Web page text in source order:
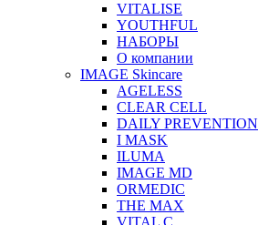
VITALISE
YOUTHFUL
НАБОРЫ
О компании
IMAGE Skincare
AGELESS
CLEAR CELL
DAILY PREVENTION
I MASK
ILUMA
IMAGE MD
ORMEDIC
THE MAX
VITAL C